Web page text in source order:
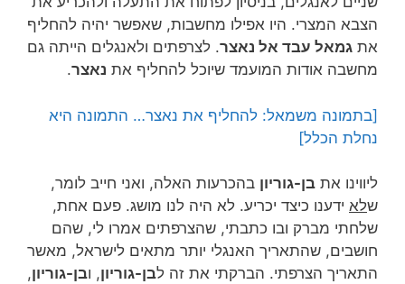
הצבא המצרי. היו אפילו מחשבות, שאפשר יהיה להחליף
את גמאל עבד אל נאצר. לצרפתים ולאנגלים הייתה גם
מחשבה אודות המועמד שיוכל להחליף את נאצר.
[בתמונה משמאל: להחליף את נאצר… התמונה היא
נחלת הכלל]
ליווינו את בן-גוריון בהכרעות האלה, ואני חייב לומר,
שלא ידענו כיצד יכריע. לא היה לנו מושג. פעם אחת,
שלחתי מברק ובו כתבתי, שהצרפתים אמרו לי, שהם
חושבים, שהתאריך האנגלי יותר מתאים לישראל, מאשר
התאריך הצרפתי. הברקתי את זה לבן-גוריון, ובן-גוריון,